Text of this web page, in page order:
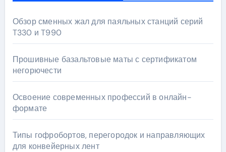
Обзор сменных жал для паяльных станций серий
T330 и T990
Прошивные базальтовые маты с сертификатом
негорючести
Освоение современных профессий в онлайн-
формате
Типы гофробортов, перегородок и направляющих
для конвейерных лент